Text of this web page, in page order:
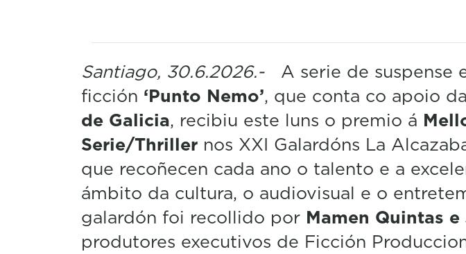
Santiago, 30.6.2026.-A serie de suspense
ficción ‘Punto Nemo’, que conta co apoio da
de Galicia, recibiu este luns o premio á
Serie/Thriller nos XXI Galardóns La
que recoñecen cada ano o talento e a
ámbito da cultura, o audiovisual e o
galardón foi recollido por Mamen Quintas
produtores executivos de Ficción